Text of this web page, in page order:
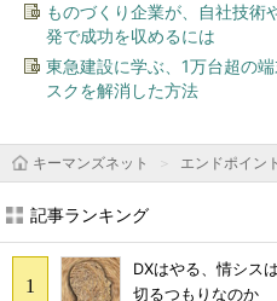
ものづくり企業が、自社技術
発で成功を収めるには
東急建設に学ぶ、1万台超の
スクを解消した方法
キーマンズネット エンドポイン
記事ランキング
DXはやる、情シス
切るつもりなのか